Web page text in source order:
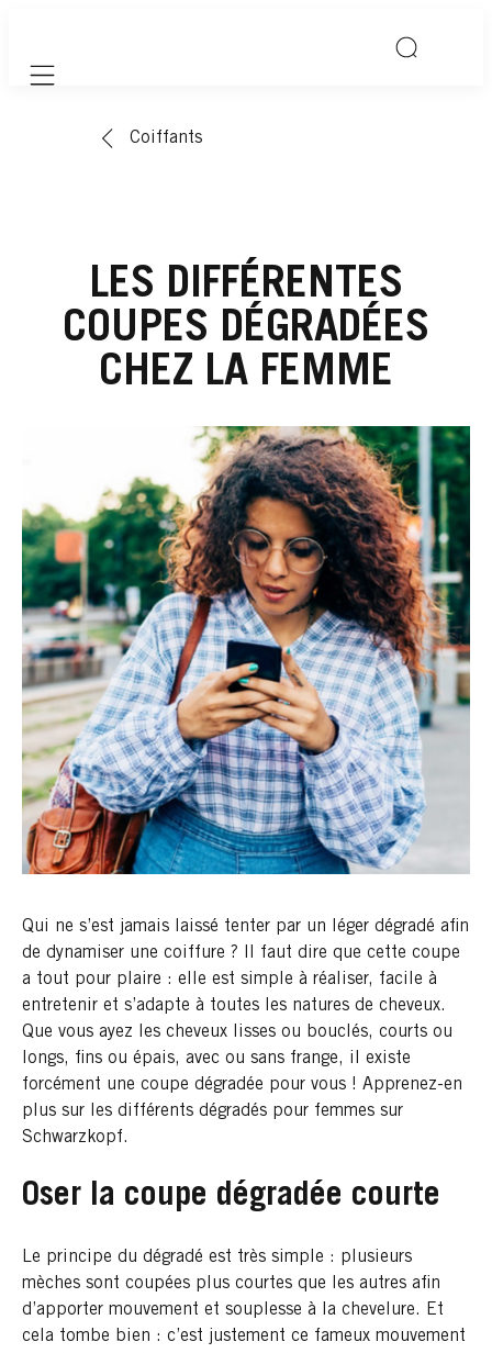
Mobile navigation
Coiffants
LES DIFFÉRENTES
COUPES DÉGRADÉES
CHEZ LA FEMME
Qui ne s’est jamais laissé tenter par un léger dégradé afin
de dynamiser une coiffure ? Il faut dire que cette coupe
a tout pour plaire : elle est simple à réaliser, facile à
entretenir et s’adapte à toutes les natures de cheveux.
Que vous ayez les cheveux lisses ou bouclés, courts ou
longs, fins ou épais, avec ou sans frange, il existe
forcément une coupe dégradée pour vous ! Apprenez-en
plus sur les différents dégradés pour femmes sur
Schwarzkopf.
Oser la coupe dégradée courte
Le principe du dégradé est très simple : plusieurs
mèches sont coupées plus courtes que les autres afin
d’apporter mouvement et souplesse à la chevelure. Et
cela tombe bien : c’est justement ce fameux mouvement